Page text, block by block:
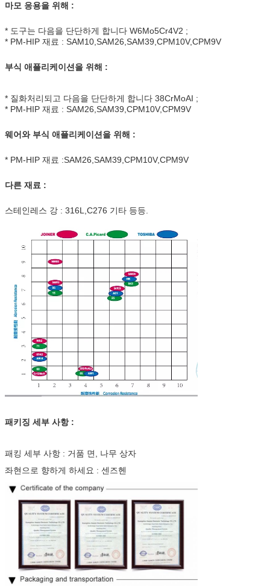
마모 응용을 위해 :
* 도구는 다음을 단단하게 합니다 W6Mo5Cr4V2 ;
* PM-HIP 재료 : SAM10,SAM26,SAM39,CPM10V,CPM9V
부식 애플리케이션을 위해 :
* 질화처리되고 다음을 단단하게 합니다 38CrMoAI ;
* PM-HIP 재료 : SAM26,SAM39,CPM10V,CPM9V
웨어와 부식 애플리케이션을 위해 :
* PM-HIP 재료 :SAM26,SAM39,CPM10V,CPM9V
다른 재료 :
스테인레스 강 : 316L,C276 기타 등등.
패키징 세부 사항 :
패킹 세부 사항 : 거품 면, 나무 상자
좌현으로 향하게 하세요 : 센즈헨